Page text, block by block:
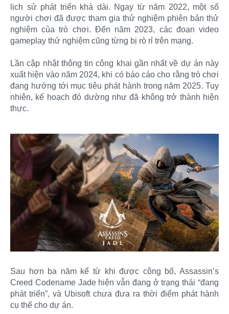
lịch sử phát triển khá dài. Ngay từ năm 2022, một số
người chơi đã được tham gia thử nghiệm phiên bản thử
nghiệm của trò chơi. Đến năm 2023, các đoạn video
gameplay thử nghiệm cũng từng bị rò rỉ trên mạng.
Lần cập nhật thông tin công khai gần nhất về dự án này
xuất hiện vào năm 2024, khi có báo cáo cho rằng trò chơi
đang hướng tới mục tiêu phát hành trong năm 2025. Tuy
nhiên, kế hoạch đó dường như đã không trở thành hiện
thực.
Sau hơn ba năm kể từ khi được công bố, Assassin’s
Creed Codename Jade hiện vẫn đang ở trạng thái “đang
phát triển”, và Ubisoft chưa đưa ra thời điểm phát hành
cụ thể cho dự án.​